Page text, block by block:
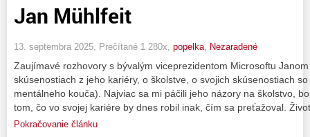
Jan Mühlfeit
13. septembra 2025, Prečítané 1 280x, popelka, Nezaradené
Zaujímavé rozhovory s bývalým viceprezidentom Microsoftu
skúsenostiach z jeho kariéry, o školstve, o svojich skúsenostiach
mentálneho kouča). Najviac sa mi páčili jeho názory na školstvo,
tom, čo vo svojej kariére by dnes robil inak, čím sa preťažoval.
Pokračovanie článku